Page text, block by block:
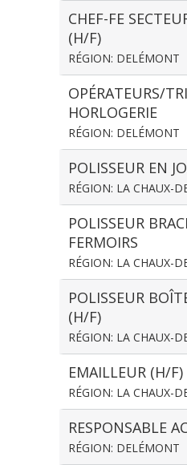
CHEF-FE
(H/F)
RÉGION: DELÉMONT
OPÉRATEURS/
HORLOGERIE
RÉGION: DELÉMONT
POLISSEUR EN
RÉGION: LA CHAUX-
POLISSEUR
FERMOIRS
RÉGION: LA CHAUX-
POLISSEUR
(H/F)
RÉGION: LA CHAUX-
EMAILLEUR (H/F)
RÉGION: LA CHAUX-
RESPONSABLE
RÉGION: DELÉMONT